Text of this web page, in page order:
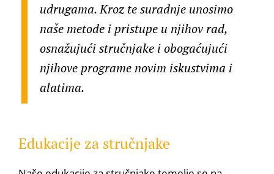
udrugama. Kroz te suradnje unosimo
naše metode i pristupe u njihov rad,
osnažujući stručnjake i obogaćujući
njihove programe novim iskustvima i
alatima.
Edukacije za stručnjake